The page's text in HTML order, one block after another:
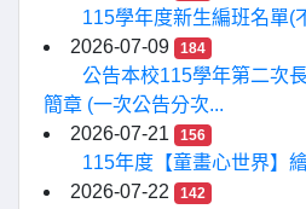
115學年度新生編班名單(
2026-07-09
184
公告本校115學年第二次
簡章 (一次公告分次...
2026-07-21
156
115年度【童畫心世界】
2026-07-22
142